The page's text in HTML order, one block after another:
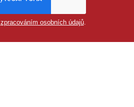
zpracováním osobních údajů.